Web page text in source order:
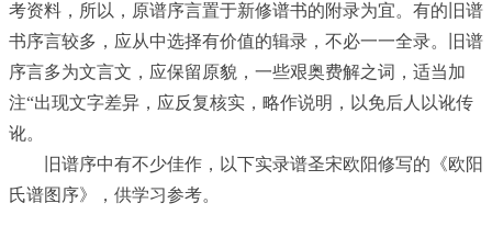
考资料，所以，原谱序言置于新修谱书的附录为宜。有的旧谱
书序言较多，应从中选择有价值的辑录，不必一一全录。旧谱
序言多为文言文，应保留原貌，一些艰奥费解之词，适当加
注“出现文字差异，应反复核实，略作说明，以免后人以讹传
讹。
旧谱序中有不少佳作，以下实录谱圣宋欧阳修写的《欧阳
氏谱图序》，供学习参考。